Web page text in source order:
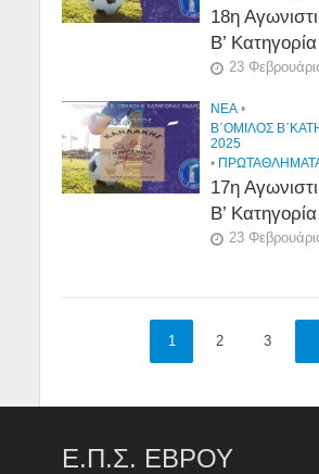
18η
Β’
23
NEA •
Β΄ΟΜΙΛΟΣ
2025
•
17η
Β’
23
1 2 3
Ε.Π.Σ. ΕΒΡΟΥ